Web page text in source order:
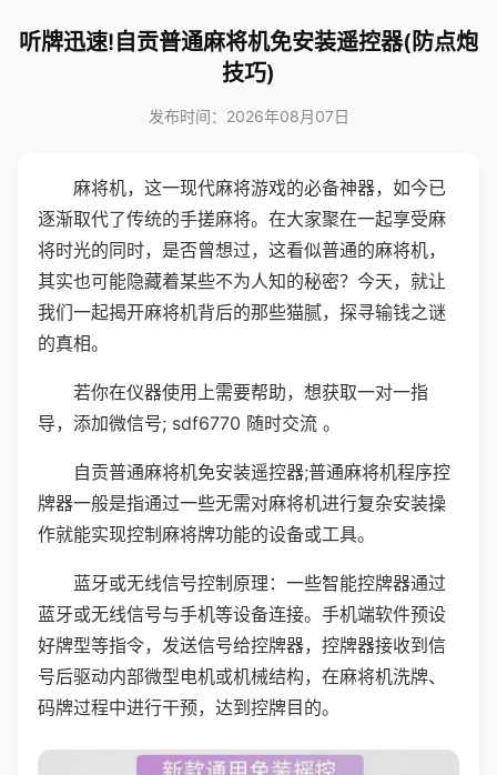
听牌迅速!自贡普通麻将机免安装遥控器(防点炮
技巧)
发布时间：2026年08月07日
麻将机，这一现代麻将游戏的必备神器，如今已
逐渐取代了传统的手搓麻将。在大家聚在一起享受麻
将时光的同时，是否曾想过，这看似普通的麻将机，
其实也可能隐藏着某些不为人知的秘密？今天，就让
我们一起揭开麻将机背后的那些猫腻，探寻输钱之谜
的真相。
若你在仪器使用上需要帮助，想获取一对一指
导，添加微信号; sdf6770 随时交流 。
自贡普通麻将机免安装遥控器;普通麻将机程序控
牌器一般是指通过一些无需对麻将机进行复杂安装操
作就能实现控制麻将牌功能的设备或工具。
蓝牙或无线信号控制原理：一些智能控牌器通过
蓝牙或无线信号与手机等设备连接。手机端软件预设
好牌型等指令，发送信号给控牌器，控牌器接收到信
号后驱动内部微型电机或机械结构，在麻将机洗牌、
码牌过程中进行干预，达到控牌目的。